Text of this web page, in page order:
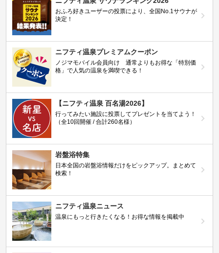
おふろ好きユーザーの投票により、全国No.1サウナが
決定！
ニフティ温泉プレミアムクーポン
ノジマモバイル会員向け 通常よりもお得な「特別価
格」で人気の温泉を満喫できる！
【ニフティ温泉 百名湯2026】
行ってみたい施設に投票してプレゼントを当てよう！
（全10回開催 / 合計260名様）
岩盤浴特集
日本全国の岩盤浴情報だけをピックアップ。まとめて
検索！
ニフティ温泉ニュース
温泉にもっと行きたくなる！お得な情報を掲載中